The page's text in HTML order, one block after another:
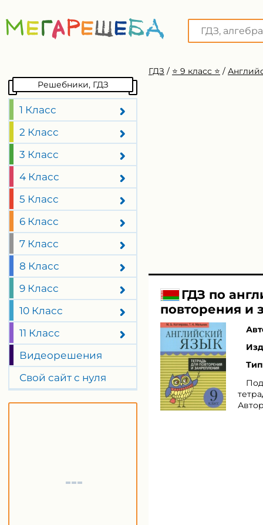
Решебники, ГДЗ
1 Класс
2 Класс
3 Класс
4 Класс
5 Класс
6 Класс
7 Класс
8 Класс
9 Класс
10 Класс
11 Класс
Видеорешения
Свой сайт с нуля
ГДЗ / ⭐️ 9 класс ⭐️ /
ГДЗ по
повторения и